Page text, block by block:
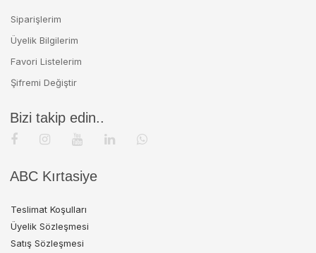
Siparişlerim
Üyelik Bilgilerim
Favori Listelerim
Şifremi Değiştir
Bizi takip edin..
ABC Kırtasiye
Teslimat Koşulları
Üyelik Sözleşmesi
Satış Sözleşmesi